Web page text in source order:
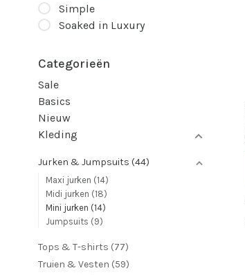
Simple
Soaked in Luxury
Categorieën
Sale
Basics
Nieuw
Kleding
Jurken & Jumpsuits (44)
Maxi jurken (14)
Midi jurken (18)
Mini jurken (14)
Jumpsuits (9)
Tops & T-shirts (77)
Truien & Vesten (59)